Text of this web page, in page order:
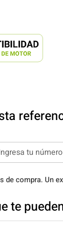
de compra. Un
te